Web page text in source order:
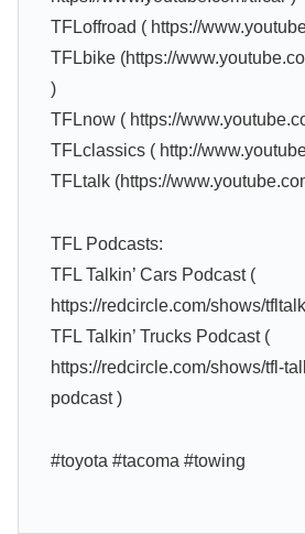
TFLoffroad ( https://
TFLbike (https://
)
TFLnow ( https://
TFLclassics ( http://
TFLtalk (https://
TFL Podcasts:
TFL Talkin’ Cars Podcast (
https://redcircle.com/shows/
TFL Talkin’ Trucks Podcast (
https://redcircle.com/shows/tfl-
podcast )
#toyota #tacoma #towing